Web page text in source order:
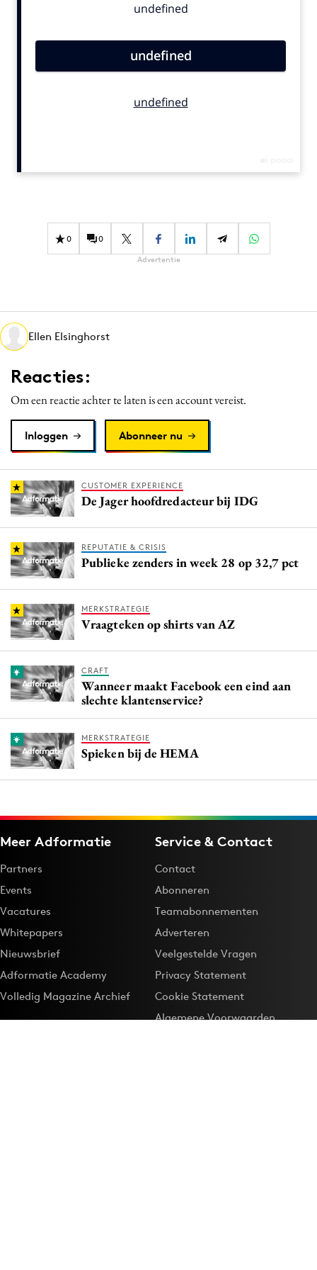
Contentmarketing
Effectiviteit
Gedragsverandering
Martech
Media
Merkstrategie
Programmatic
Purpose Marketing
Reputatie & crisis
0 0
Advertentie
Ellen Elsinghorst
Reacties:
Om een reactie achter te laten is een account vereist.
Inloggen Abonneer nu
CUSTOMER EXPERIENCE
De Jager hoofdredacteur bij IDG
REPUTATIE & CRISIS
Publieke zenders in week 28 op 32,7 pct
MERKSTRATEGIE
Vraagteken op shirts van AZ
CRAFT
Wanneer maakt Facebook een eind aan
slechte klantenservice?
MERKSTRATEGIE
Spieken bij de HEMA
Meer Adformatie
Partners
Events
Vacatures
Whitepapers
Nieuwsbrief
Adformatie Academy
Volledig Magazine Archief
Service & Contact
Contact
Abonneren
Teamabonnementen
Adverteren
Veelgestelde Vragen
Privacy Statement
Cookie Statement
Algemene Voorwaarden